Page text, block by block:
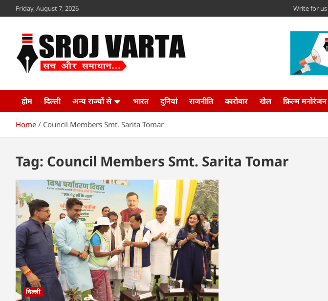
to
Friday, August 7, 2026 Write for us
Sroj Varta
होम दिल्ली अन्य राज्यों से भारत दुनियां राजनीति कारोबार खेल फ़िल्म मनोरंजन
Home Council Members Smt. Sarita Tomar
Tag: Council Members Smt. Sarita Tomar
दिल्ली